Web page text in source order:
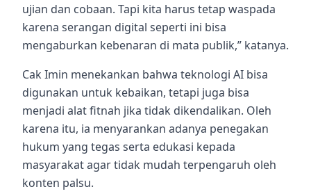
ujian dan cobaan. Tapi kita harus tetap waspada
karena serangan digital seperti ini bisa
mengaburkan kebenaran di mata publik,” katanya.
Cak Imin menekankan bahwa teknologi AI bisa
digunakan untuk kebaikan, tetapi juga bisa
menjadi alat fitnah jika tidak dikendalikan. Oleh
karena itu, ia menyarankan adanya penegakan
hukum yang tegas serta edukasi kepada
masyarakat agar tidak mudah terpengaruh oleh
konten palsu.